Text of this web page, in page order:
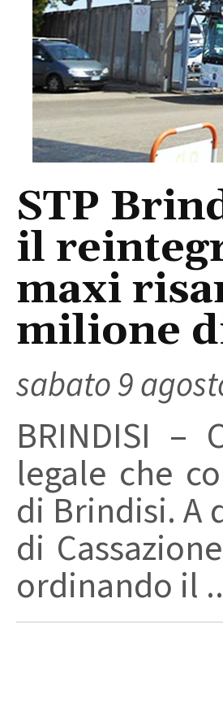
STP
il
maxi
milione
sabato 9
BRINDISI –
legale che
di Brindisi. A
di
ordinando il